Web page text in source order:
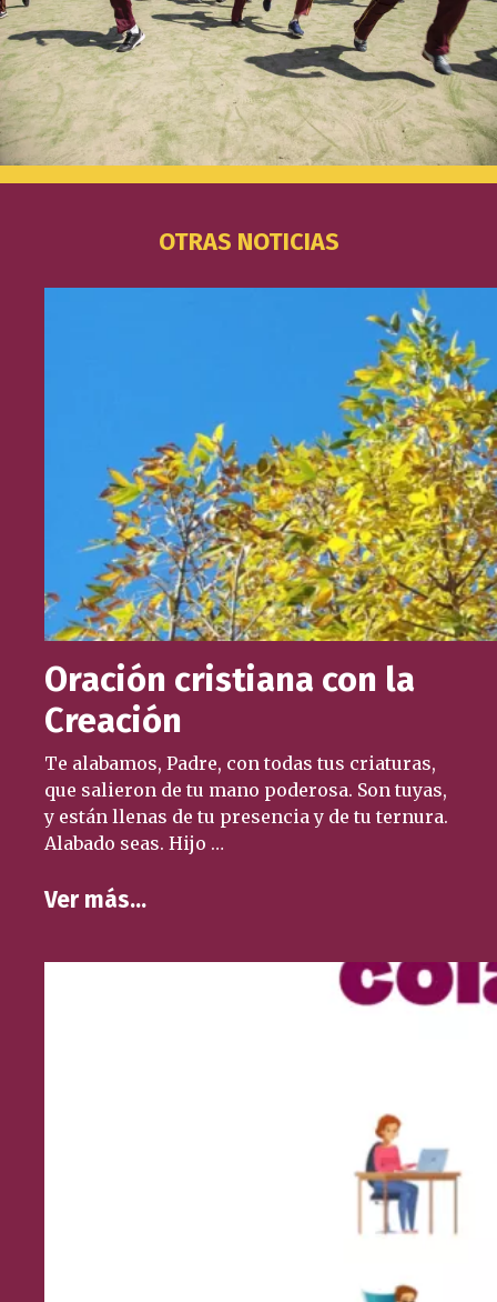
OTRAS NOTICIAS
Oración cristiana con la
Creación
Te alabamos, Padre, con todas tus criaturas,
que salieron de tu mano poderosa. Son tuyas,
y están llenas de tu presencia y de tu ternura.
Alabado seas. Hijo …
Ver más…